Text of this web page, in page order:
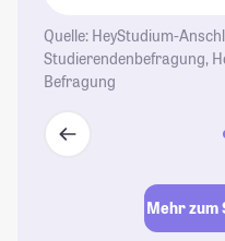
Quelle: HeyStudium-
Studierendenbefragung,
Befragung
Mehr zum